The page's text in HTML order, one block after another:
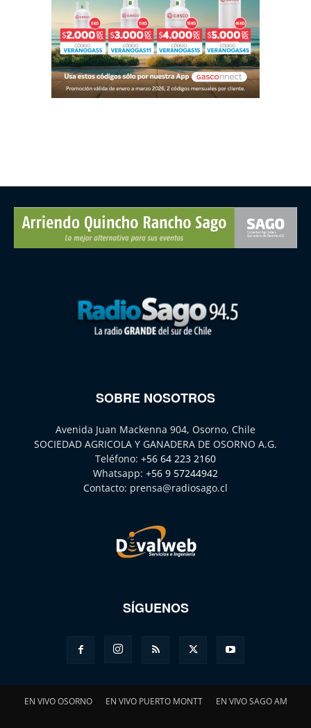
SOBRE NOSOTROS
Avenida Juan Mackenna 904, Osorno, Chile
SOCIEDAD AGRICOLA Y GANADERA DE OSORNO A.G.
Teléfono: +56 64 223 2160
Whatsapp: +56 9 57244942
Contacto: prensa@radiosago.cl
SÍGUENOS
EN VIVO OSORNO EN VIVO PUERTO MONTT EN VIVO SAGO AM